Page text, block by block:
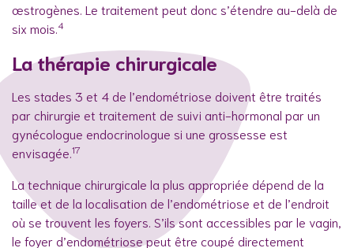
œstrogènes. Le traitement peut donc s’étendre au-delà de
six mois.4
La thérapie chirurgicale
Les stades 3 et 4 de l’endométriose doivent être traités
par chirurgie et traitement de suivi anti-hormonal par un
gynécologue endocrinologue si une grossesse est
envisagée.17
La technique chirurgicale la plus appropriée dépend de la
taille et de la localisation de l’endométriose et de l’endroit
où se trouvent les foyers. S’ils sont accessibles par le vagin,
le foyer d’endométriose peut être coupé directement